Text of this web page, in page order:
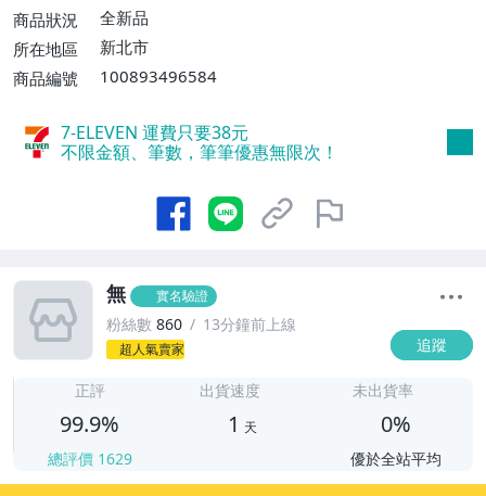
0免運費】
商品狀況
全新品
所在地區
新北市
商品編號
100893496584
7-ELEVEN 運費只要38元
不限金額、筆數，筆筆優惠無限次！
無 實名驗證
粉絲數 860 13分鐘前上線
超人氣賣家 追蹤
正評
99.9%
總評價 1629
出貨速度
1 天
未出貨率
0%
優於全站平均